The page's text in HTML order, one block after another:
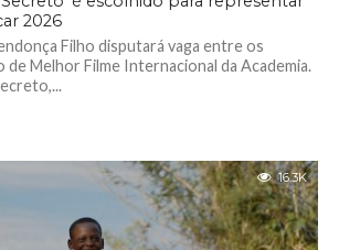
2026
Filho disputará vaga entre os
de Melhor Filme Internacional da Academia.
16.3K